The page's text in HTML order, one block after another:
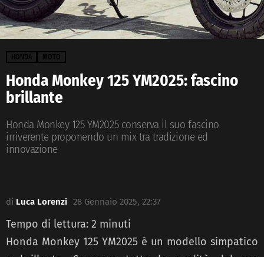
HONDA MOTO
Honda Monkey 125 YM2025: fascino
brillante
Honda Monkey 125 YM2025 conserva il suo fascino
irriverente proponendo un mix tra tradizione ed
innovazione
di Luca Lorenzi 28 Gennaio 2025, 22:37
Tempo di lettura: 2 minuti
Honda Monkey 125 YM2025 è un modello simpatico